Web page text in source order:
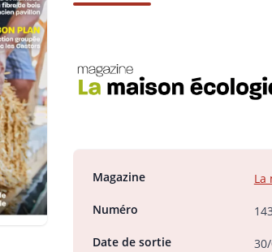
Magazine
La
Numéro
Date de sortie